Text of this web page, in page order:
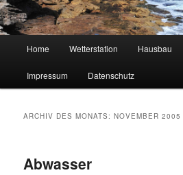
Home Wetterstation Hausbau
Impressum Datenschutz
ARCHIV DES MONATS:NOVEMBER 2005
Abwasser